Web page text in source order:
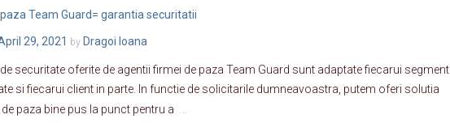
Team Guard= garantia securitatii
29, 2021 by Dragoi Ioana
securitate oferite de agentii firmei de paza Team Guard sunt adaptate fiecarui segment
si fiecarui client in parte. In functie de solicitarile dumneavoastra, putem oferi solutia
paza bine pus la punct pentru a